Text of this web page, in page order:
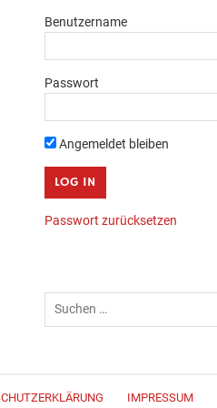
Benutzername
Passwort
Angemeldet bleiben
Passwort zurücksetzen
IMPRESSUM